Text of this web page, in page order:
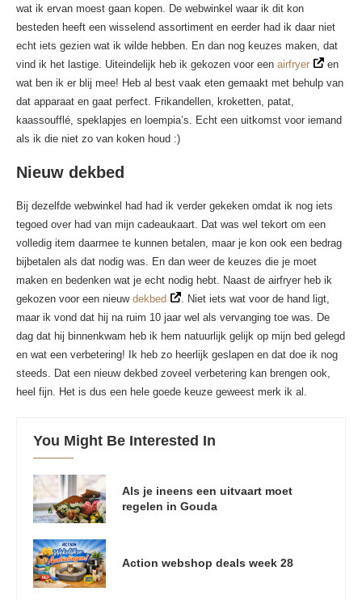
wat ik ervan moest gaan kopen. De webwinkel waar ik dit kon
besteden heeft een wisselend assortiment en eerder had ik daar niet
echt iets gezien wat ik wilde hebben. En dan nog keuzes maken, dat
vind ik het lastige. Uiteindelijk heb ik gekozen voor een airfryer
en
wat ben ik er blij mee! Heb al best vaak eten gemaakt met behulp van
dat apparaat en gaat perfect. Frikandellen, kroketten, patat,
kaassoufflé, speklapjes en loempia’s. Echt een uitkomst voor iemand
als ik die niet zo van koken houd :)
Nieuw dekbed
Bij dezelfde webwinkel had had ik verder gekeken omdat ik nog iets
tegoed over had van mijn cadeaukaart. Dat was wel tekort om een
volledig item daarmee te kunnen betalen, maar je kon ook een bedrag
bijbetalen als dat nodig was. En dan weer de keuzes die je moet
maken en bedenken wat je echt nodig hebt. Naast de airfryer heb ik
gekozen voor een nieuw dekbed
. Niet iets wat voor de hand ligt,
maar ik vond dat hij na ruim 10 jaar wel als vervanging toe was. De
dag dat hij binnenkwam heb ik hem natuurlijk gelijk op mijn bed gelegd
en wat een verbetering! Ik heb zo heerlijk geslapen en dat doe ik nog
steeds. Dat een nieuw dekbed zoveel verbetering kan brengen ook,
heel fijn. Het is dus een hele goede keuze geweest merk ik al.
You Might Be Interested In
Als je ineens een uitvaart moet
regelen in Gouda
Action webshop deals week 28